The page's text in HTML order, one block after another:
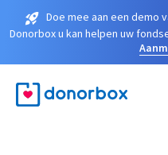
Doe mee aan een demo
Donorbox u kan helpen uw